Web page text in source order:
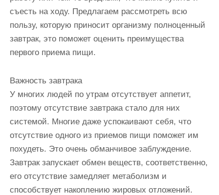
съесть на ходу. Предлагаем рассмотреть всю
пользу, которую приносит организму полноценный
завтрак, это поможет оценить преимущества
первого приема пищи.
Важность завтрака
У многих людей по утрам отсутствует аппетит,
поэтому отсутствие завтрака стало для них
системой. Многие даже успокаивают себя, что
отсутствие одного из приемов пищи поможет им
похудеть. Это очень обманчивое заблуждение.
Завтрак запускает обмен веществ, соответственно,
его отсутствие замедляет метаболизм и
способствует накоплению жировых отложений.